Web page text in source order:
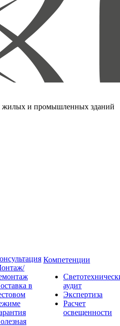
жилых и промышленных зданий
в
Компетенции
аудит
Экспертиза
Расчет
освещенности